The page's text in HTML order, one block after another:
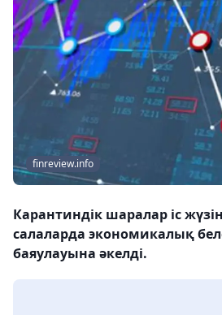
finreview.info
Карантиндік шаралар іс
салаларда экономикалық
баяулауына әкелді.